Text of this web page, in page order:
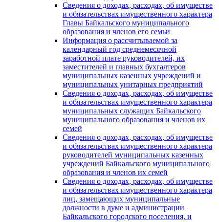
Сведения о доходах, расходах, об имуществе
и обязательствах имущественного характера
Главы Байкальского муниципального
образования и членов его семьи
Информация о рассчитываемой за
календарный год среднемесячной
заработной плате руководителей, их
заместителей и главных бухгалтеров
муниципальных казенных учреждений и
муниципальных унитарных предприятий
Сведения о доходах, расходах, об имуществе
и обязательствах имущественного характера
муниципальных служащих Байкальского
муниципального образования и членов их
семей
Сведения о доходах, расходах, об имуществе
и обязательствах имущественного характера
руководителей муниципальных казенных
учреждений Байкальского муниципального
образования и членов их семей
Сведения о доходах, расходах, об имуществе
и обязательствах имущественного характера
лиц, замещающих муниципальные
должности в думе и администрации
Байкальского городского поселения, и